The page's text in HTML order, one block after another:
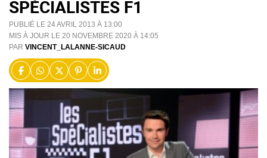
SPÉCIALISTES F1
PUBLIÉ LE 24 AVRIL 2013 À 13:00
MIS À JOUR LE 20 NOVEMBRE 2020 À 14:05
PAR VINCENT_LALANNE-SICAUD